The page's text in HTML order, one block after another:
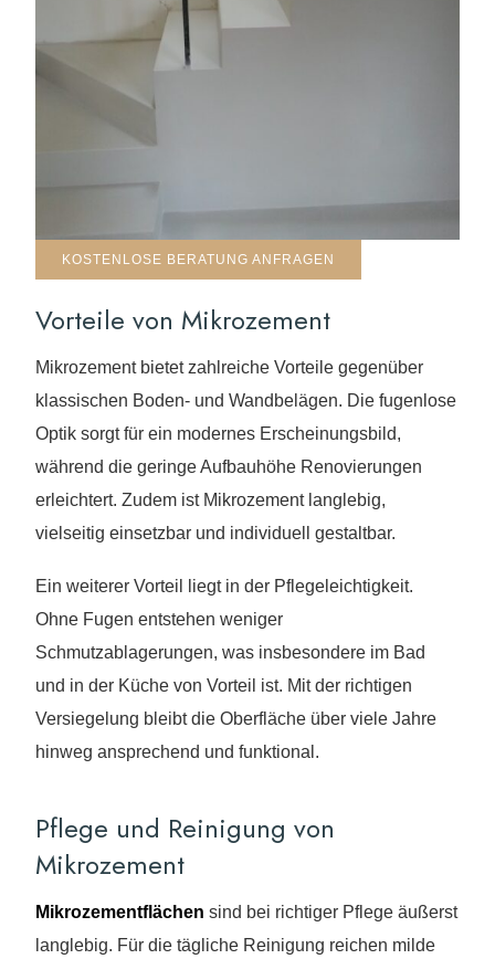
KOSTENLOSE BERATUNG ANFRAGEN
Vorteile von Mikrozement
Mikrozement bietet zahlreiche Vorteile gegenüber
klassischen Boden- und Wandbelägen. Die fugenlose
Optik sorgt für ein modernes Erscheinungsbild,
während die geringe Aufbauhöhe Renovierungen
erleichtert. Zudem ist Mikrozement langlebig,
vielseitig einsetzbar und individuell gestaltbar.
Ein weiterer Vorteil liegt in der Pflegeleichtigkeit.
Ohne Fugen entstehen weniger
Schmutzablagerungen, was insbesondere im Bad
und in der Küche von Vorteil ist. Mit der richtigen
Versiegelung bleibt die Oberfläche über viele Jahre
hinweg ansprechend und funktional.
Pflege und Reinigung von
Mikrozement
Mikrozementflächen sind bei richtiger Pflege äußerst
langlebig. Für die tägliche Reinigung reichen milde